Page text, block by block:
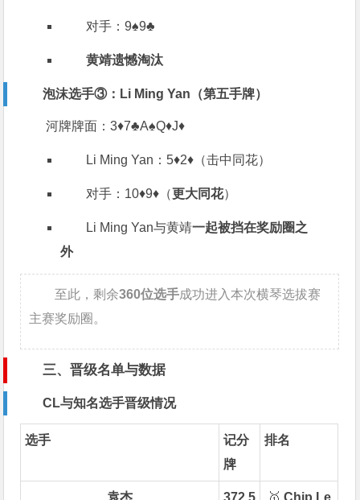
对手：9♠️9♣️
黄靖遗憾淘汰
泡沫选手③：Li Ming Yan（第五手牌）
河牌牌面：3♦️7♣️A♠️Q♦️J♦️
Li Ming Yan：5♦️2♦️（击中同花）
对手：10♦️9♦️（更大同花）
Li Ming Yan与黄靖一起被挡在奖励圈之
外
至此，剩余360位选手成功进入本次横琴选拔赛
主赛奖励圈。
三、晋级名单与数据
CL与知名选手晋级情况
选手
记分
牌
排名
袁杰 372.5 🥇 Chip Le